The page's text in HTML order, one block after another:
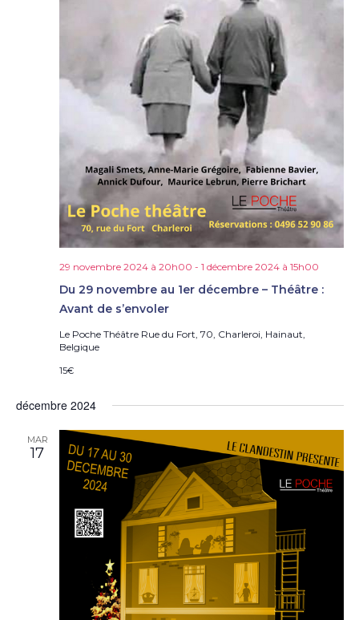
Du 29 novembre au 1er décembre – Théâtre :
Avant de s’envoler
29 novembre 2024 à 20h00 - 1 décembre 2024 à 15h00
Le Poche Théâtre Rue du Fort, 70, Charleroi, Hainaut,
Belgique
15€
décembre 2024
MAR
17